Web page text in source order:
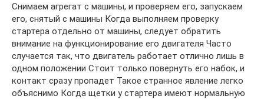
Снимаем агрегат с машины, и проверяем его, запускаем
его, снятый с машины Когда выполняем проверку
стартера отдельно от машины, следует обратить
внимание на функционирование его двигателя Часто
случается так, что двигатель работает отлично лишь в
одном положении Стоит только повернуть его набок, и
контакт сразу пропадет Такое странное явление легко
объяснимо Когда щетки у стартера имеют нормальную